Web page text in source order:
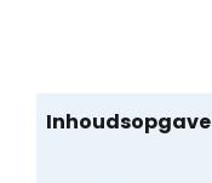
Inhoudsopgave